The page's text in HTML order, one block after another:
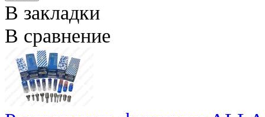
В закладки
В сравнение